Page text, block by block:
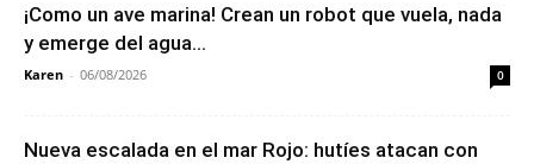
¡Como un ave marina! Crean un robot que vuela, nada
y emerge del agua...
Karen - 06/08/2026 0
Nueva escalada en el mar Rojo: hutíes atacan con